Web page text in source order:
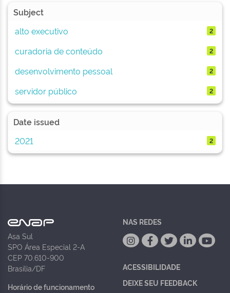
Subject
alto executivo
2
curadoria de conteúdo 2
desenvolvimento pessoal 2
servidor público 2
Date issued
2021
2
Asa Sul
SPO Área Especial 2-A
CEP 70.610-900
Brasília/DF
Horário de funcionamento
NAS REDES
ACESSIBILIDADE
DEIXE SEU FEEDBACK